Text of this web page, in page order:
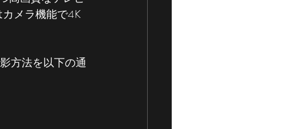
メラ機能で4K
方法を以下の通